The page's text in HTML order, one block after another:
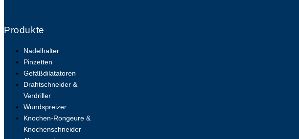
Produkte
Nadelhalter
Pinzetten
Gefäßdilatatoren
Drahtschneider &
Verdriller
Wundspreizer
Knochen-Rongeure &
Knochenschneider